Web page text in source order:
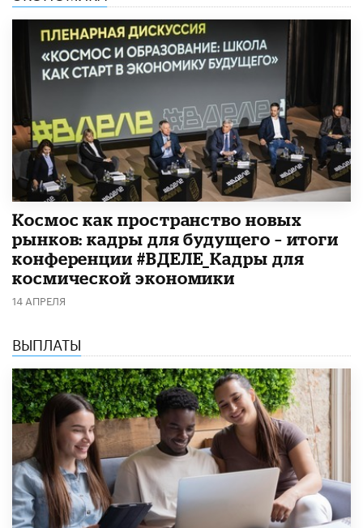
Космос как пространство новых
рынков: кадры для будущего – итоги
конференции #ВДЕЛЕ_Кадры для
космической экономики
14 АПРЕЛЯ
ВЫПЛАТЫ